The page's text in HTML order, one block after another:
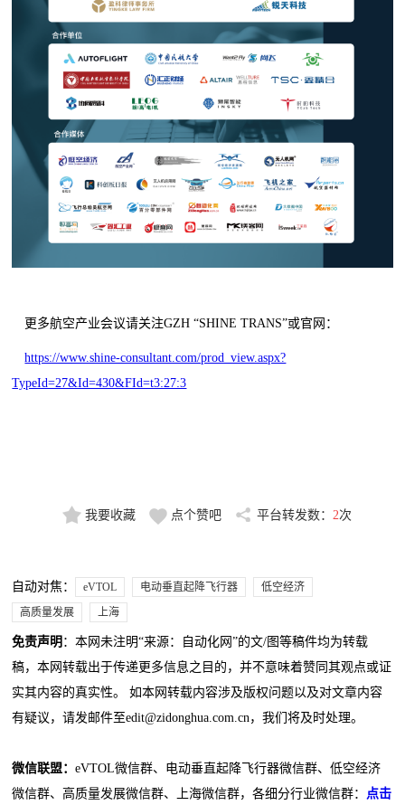
更多航空产业会议请关注GZH “SHINE TRANS”或官网：
https://www.shine-consultant.com/prod_view.aspx?
TypeId=27&Id=430&FId=t3:27:3
我要收藏 点个赞吧 平台转发数： 2次
自动对焦： eVTOL 电动垂直起降飞行器
低空经济
高质量发展
上海
免责声明 ：本网未注明“来源：自动化网”的文/图等稿件均为转载
稿，本网转载出于传递更多信息之目的，并不意味着赞同其观点或证
实其内容的真实性。 如本网转载内容涉及版权问题以及对文章内容
有疑议，请发邮件至edit@zidonghua.com.cn，我们将及时处理。
微信联盟：eVTOL微信群、电动垂直起降飞行器微信群、低空经济
微信群、高质量发展微信群、上海微信群，各细分行业微信群：
点击